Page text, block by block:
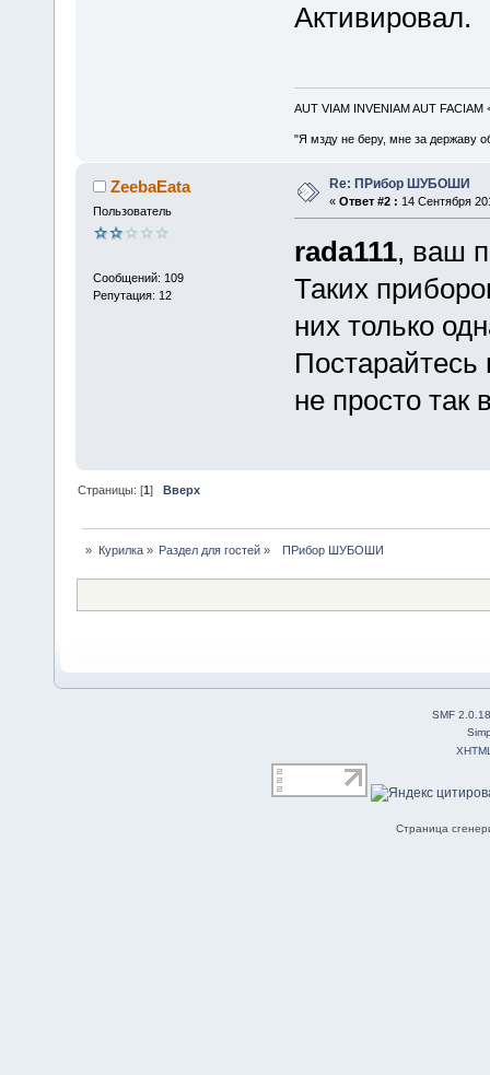
Активировал.
AUT VIAM INVENIAM AUT FACIAM
"Я мзду не беру, мне за державу
ZeebaEata
Пользователь
Сообщений: 109
Репутация: 12
Re: ПРибор ШУБОШИ
« Ответ #2 : 14 Сентября
rada111, ваш
Таких
них только
Постарайтесь
не просто
Страницы: [1]Вверх
» Курилка» Раздел для гостей»
  ПРибор ШУБОШИ
SMF 2.0.18
Страница